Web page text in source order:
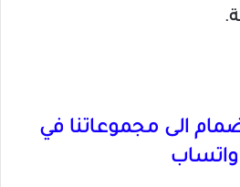
الى مجموعاتنا في
واتساب